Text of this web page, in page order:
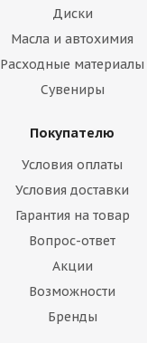
Диски
Масла и автохимия
Расходные материалы
Сувениры
Покупателю
Условия оплаты
Условия доставки
Гарантия на товар
Вопрос-ответ
Акции
Возможности
Бренды